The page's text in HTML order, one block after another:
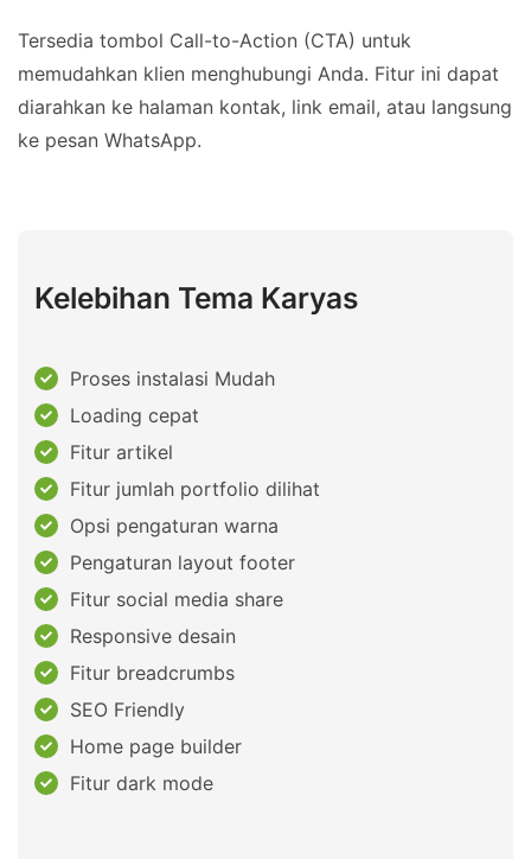
Tersedia tombol Call-to-Action (CTA) untuk
memudahkan klien menghubungi Anda. Fitur ini dapat
diarahkan ke halaman kontak, link email, atau langsung
ke pesan WhatsApp.
Kelebihan Tema Karyas
Proses instalasi Mudah
Loading cepat
Fitur artikel
Fitur jumlah portfolio dilihat
Opsi pengaturan warna
Pengaturan layout footer
Fitur social media share
Responsive desain
Fitur breadcrumbs
SEO Friendly
Home page builder
Fitur dark mode